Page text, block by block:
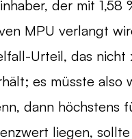
der mit
MPU verlangt
Urteil, das
es müsste also
dann höchstens
liegen,